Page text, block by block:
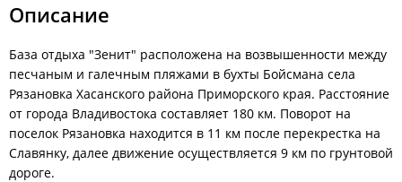
Из Владивостока по трассе М60 Владивосток – Уссурийск до
повернуть направо под мост с выездом налево в сторону п.
Раздольное (10 км). В Раздольном повернуть налево на мост
и далее двигаться в сторону п. Краскино по трассе А189
согласно указателям. На повороте на Славянку необходимо
повернуть направо в сторону Краскино, Андреевки. После
моста и р. Рязановка, поворот с основной трассы налево, к
морю (на повороте будут указатели на базы отдыха).
Описание
База отдыха "Зенит" расположена на возвышенности между
песчаным и галечным пляжами в бухты Бойсмана села
Рязановка Хасанского района Приморского края. Расстояние
от города Владивостока составляет 180 км. Поворот на
поселок Рязановка находится в 11 км после перекрестка на
Славянку, далее движение осуществляется 9 км по грунтовой
дороге.